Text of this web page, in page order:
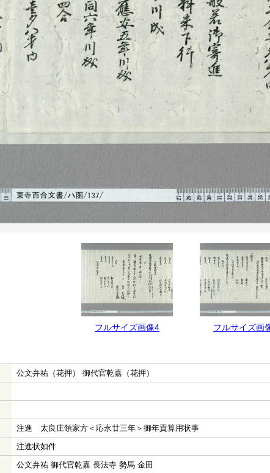
フルサイズ画像4 フルサイズ画
公文弁祐（花押） 御代官乾嘉（花押）
注進 太良庄領家方＜応永廿三年＞御年貢算用状事
注進状如件
公文弁祐 御代官乾嘉 長法寺 勢馬 金田